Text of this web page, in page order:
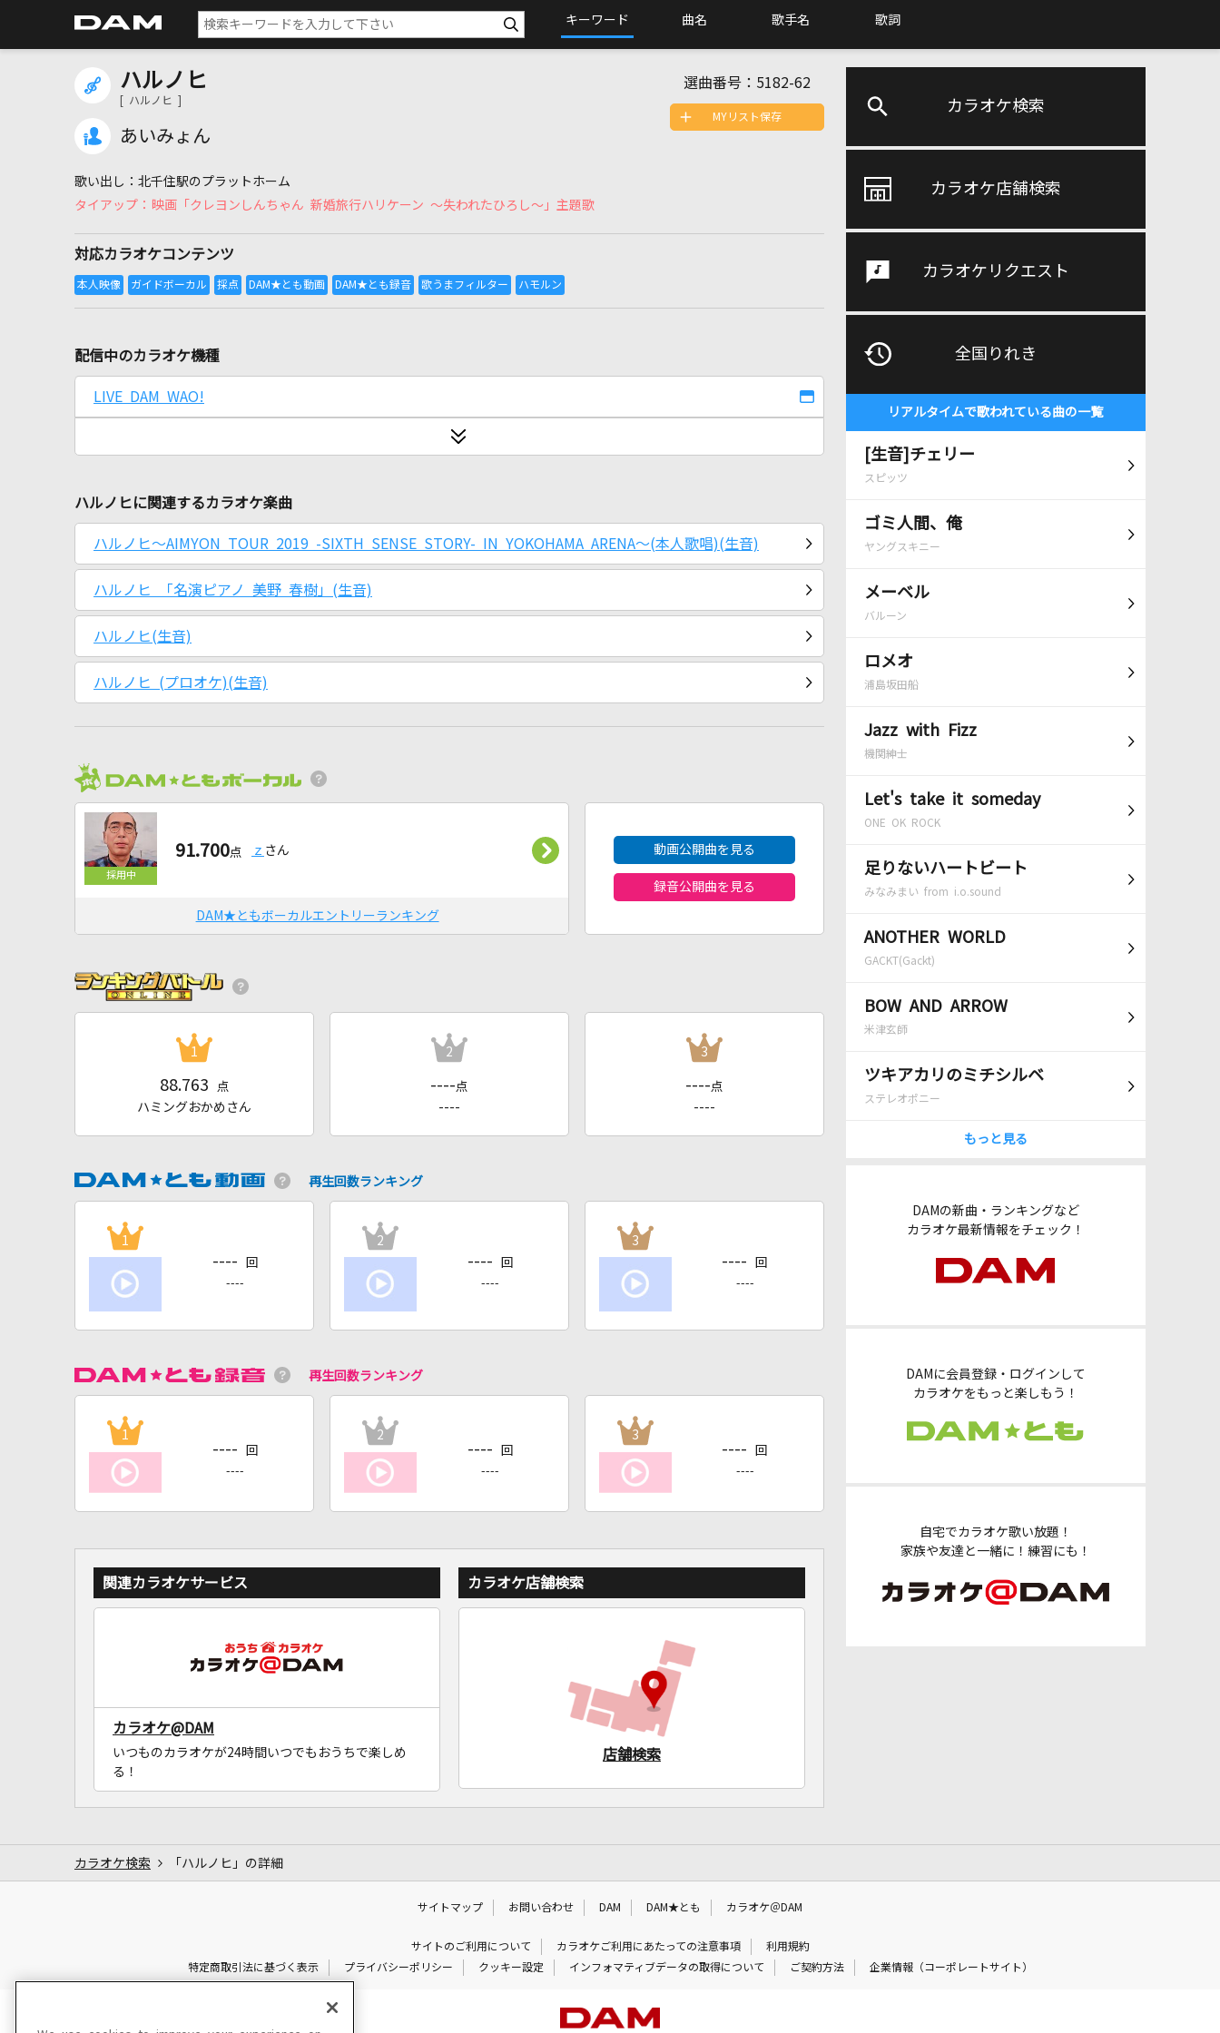
キーワード 曲名 歌手名 歌詞
カラオケ検索
カラオケ店舗検索
カラオケリクエスト
全国りれき
リアルタイムで歌われている曲の一覧
[生音]チェリー
スピッツ
ゴミ人間、俺
ヤングスキニー
メーベル
バルーン
ロメオ
浦島坂田船
Jazz with Fizz
機関紳士
Let's take it someday
ONE OK ROCK
足りないハートビート
みなみまい from i.o.sound
ANOTHER WORLD
GACKT(Gackt)
BOW AND ARROW
米津玄師
ツキアカリのミチシルベ
ステレオポニー
もっと見る
DAMの新曲・ランキングなど
カラオケ最新情報をチェック！
DAMに会員登録・ログインして
カラオケをもっと楽しもう！
自宅でカラオケ歌い放題！
家族や友達と一緒に！練習にも！
ハルノヒ
[ ハルノヒ ]
あいみょん
選曲番号： 5182-62
北千住駅のプラットホーム
映画「クレヨンしんちゃん 新婚旅行ハリケーン ～失われたひろし～」主題歌
対応カラオケコンテンツ
MYリスト保存
配信中のカラオケ機種
LIVE DAM WAO!
ハルノヒに関連するカラオケ楽曲
ハルノヒ～AIMYON TOUR 2019 -SIXTH SENSE STORY- IN YOKOHAMA ARENA～(本人歌唱)(生音)
ハルノヒ 「名演ピアノ 美野 春樹」(生音)
ハルノヒ(生音)
ハルノヒ (プロオケ)(生音)
91.700点 ｚ さん
DAM★ともボーカルエントリーランキング
動画公開曲を見る
録音公開曲を見る
1
88.763
点
ハミングおかめさん
2
---- 点
----
3
---- 点
----
再生回数ランキング
1
---- 回
----
2
---- 回
----
3
---- 回
----
再生回数ランキング
1
---- 回
----
2
---- 回
----
3
---- 回
----
関連カラオケサービス
カラオケ@DAM
いつものカラオケが24時間いつでもおうちで楽しめ
る！
カラオケ店舗検索
店舗検索
カラオケ検索 「ハルノヒ」の詳細
サイトマップ お問い合わせ DAM DAM★とも カラオケ＠DAM
サイトのご利用について カラオケご利用にあたっての注意事項
利用規約
特定商取引法に基づく表示
プライバシーポリシー クッキー設定 インフォマティブデータの取得について ご契約方法 企業情報（コーポレートサイト）